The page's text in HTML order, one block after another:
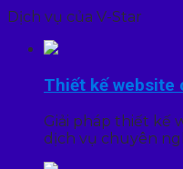
Dịch vụ của V-Star
Thiết kế website
Giải pháp thiết kế
dịch vụ chuyên